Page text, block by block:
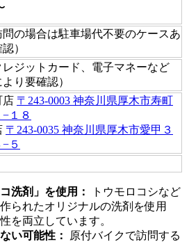
の場合は駐車場代不要のケースあ
）
レジットカード、電子マネーなど
より要確認）
店 〒243-0003 神奈川県厚木市寿町
−１８
〒243-0035 神奈川県厚木市愛甲３
５
洗剤」を使用：
トウモロコシなど
られたオリジナルの洗剤を使用
を両立しています。
い可能性：
原付バイクで訪問する